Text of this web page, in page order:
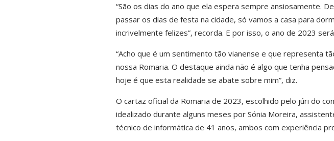
“São os dias do ano que ela espera sempre ansiosamente.
passar os dias de festa na cidade, só vamos a casa para
incrivelmente felizes”, recorda. E por isso, o ano de 2023
“Acho que é um sentimento tão vianense e que representa
nossa Romaria. O destaque ainda não é algo que tenha
hoje é que esta realidade se abate sobre mim”, diz.
O cartaz oficial da Romaria de 2023, escolhido pelo júri do
idealizado durante alguns meses por Sónia Moreira,
técnico de informática de 41 anos, ambos com experiência